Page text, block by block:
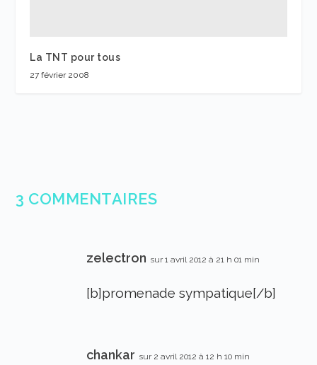
La TNT pour tous
27 février 2008
3 COMMENTAIRES
zelectron sur 1 avril 2012 à 21 h 01 min
[b]promenade sympatique[/b]
chankar sur 2 avril 2012 à 12 h 10 min